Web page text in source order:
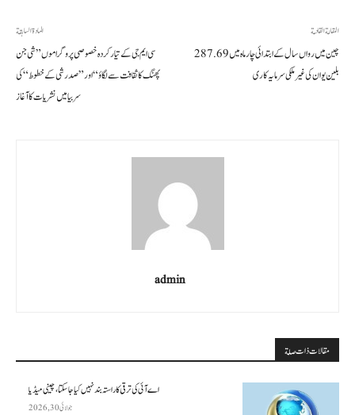
المادة السابقة
سی ایم جی کے تیار کردہ خصوصی پروگراموں ”شی جن
پھنگ کا ثقافت سے لگاؤ“ اور ”صدر شی کے خطوط “ کی
سربیا میں نشریات کا آغاز
المقالة القادمة
چین میں رواں سال کے ابتدائی چار ماہ میں 287.69
بلین یوان کی غیر ملکی سرمایہ کاری
admin
مقالات ذات صلة
اے آئی کی ترقی کا راستہ بند نہیں کیا جا سکتا، چینی میڈیا
جولائی 30, 2026